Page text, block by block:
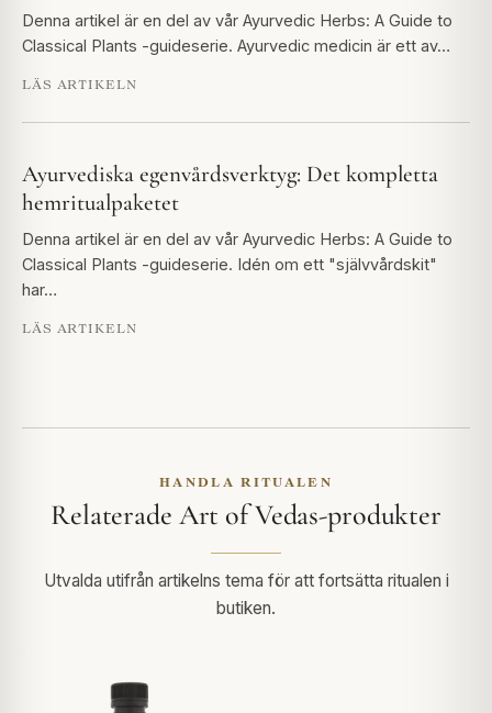
Denna artikel är en del av vår Ayurvedic Herbs: A Guide to
Classical Plants -guideserie. Ayurvedic medicin är ett av…
LÄS ARTIKELN
Ayurvediska egenvårdsverktyg: Det kompletta
hemritualpaketet
Denna artikel är en del av vår Ayurvedic Herbs: A Guide to
Classical Plants -guideserie. Idén om ett "självvårdskit"
har…
LÄS ARTIKELN
HANDLA RITUALEN
Relaterade Art of Vedas-produkter
Utvalda utifrån artikelns tema för att fortsätta ritualen i
butiken.